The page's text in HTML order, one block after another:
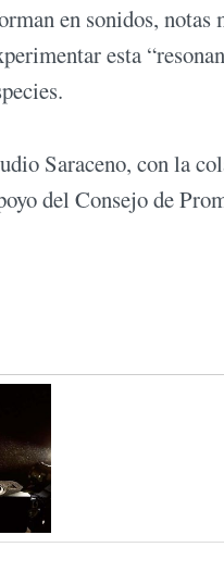
en sonidos,
esta
Saraceno, con la
del Consejo de